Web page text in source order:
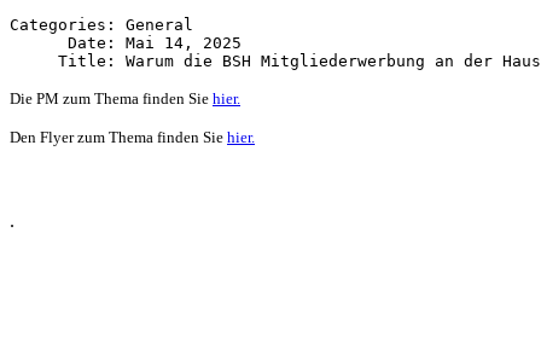
Categories: General
      Date: Mai 14, 2025
Die PM zum Thema finden Sie hier.
Den Flyer zum Thema finden Sie hier.
.